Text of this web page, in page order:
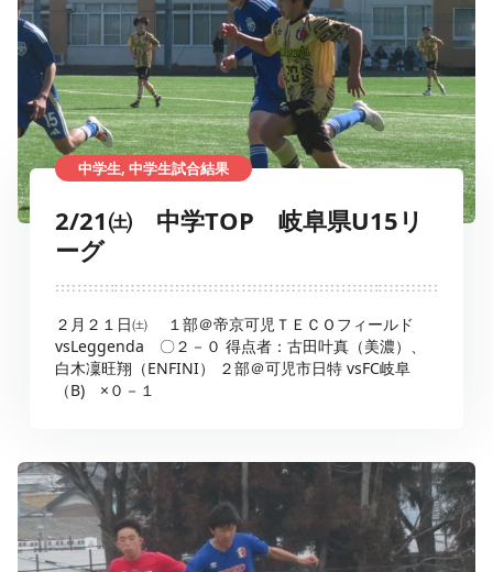
中学生, 中学生試合結果
2/21㈯ 中学TOP 岐阜県U15リ
ーグ
２月２１日㈯ １部＠帝京可児ＴＥＣＯフィールド
vsLeggenda 〇２－０ 得点者：古田叶真（美濃）、
白木凜旺翔（ENFINI） ２部＠可児市日特 vsFC岐阜
（B) ×０－１